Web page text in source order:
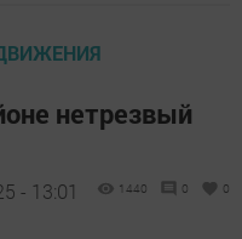
нетрезвый
- 13:01 1440 0 0